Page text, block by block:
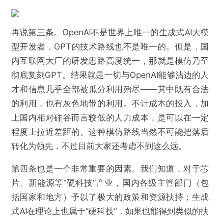
@互联网怪盗团
中国互联网大厂的"ChatGPT"追赶之旅现状
欺诈 色情 诱导行为
再说第三条。OpenAI不是世界上唯一的生成式AI大模
型开发者，GPT的技术路线也不是唯一的。但是，国
内互联网大厂的研发思路高度统一，那就是模仿乃至
彻底复刻GPT。结果就是一切与OpenAI能够沾边的人
才和信息几乎全部被瓜分利用殆尽——其中既有合法
的利用，也有灰色地带的利用。不计成本的投入，加
上国内相对硅谷而言较低的人力成本，是可以在一定
程度上拉近差距的。这种模仿路线当然不可能把落后
转化为领先，不过目前大家还考虑不到这么远。
第四条也是一个非常重要的因素。我们知道，对于芯
片、新能源等“硬科技”产业，国内各级主管部门（包
括国家和地方）予以了极大的政策和资源扶持；生成
式AI在理论上也属于“硬科技”，如果也能得到类似的扶